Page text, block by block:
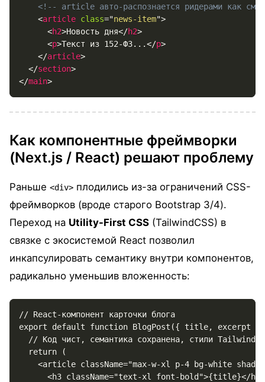
<!-- article авто-распознается ридерами как
<article class="news-item">
<h2>Новость дня</h2>
<p>Текст из 152-ФЗ...</p>
</article>
</section>
</main>
Как компонентные фреймворки
(Next.js / React) решают проблему
Раньше <div> плодились из-за ограничений CSS-
фреймворков (вроде старого Bootstrap 3/4).
Переход на Utility-First CSS (TailwindCSS) в
связке с экосистемой React позволил
инкапсулировать семантику внутри компонентов,
радикально уменьшив вложенность:
// React-компонент карточки блога
export default function BlogPost({ title, excerpt
// Код чист, семантика сохранена, стили Tailwind
  return (
<article className="max-w-xl p-4 bg-white
      <h3 className="text-xl font-bold">{title}</h3>